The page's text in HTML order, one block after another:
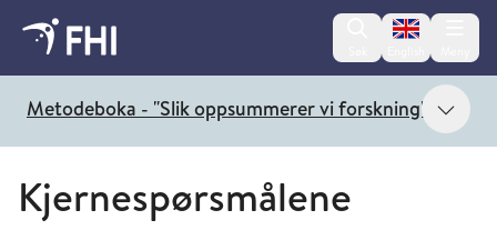
Change
Metodeboka - "Slik oppsummerer vi forskning" Vis
Kjernespørsmålene